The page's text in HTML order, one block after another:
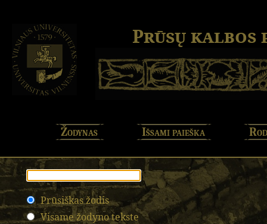
Prūsų kalbos
Žodynas Išsami paieška
Prūsiškas žodis
Visame žodyno tekste